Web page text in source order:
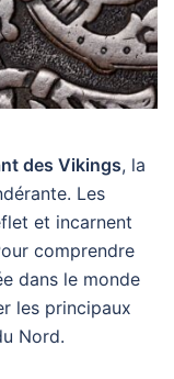
des Vikings, la
Les
et incarnent
comprendre
dans le monde
les principaux
Nord.